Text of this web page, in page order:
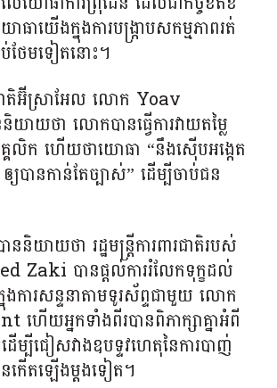
ធាយើងក្នុងការបង្រ្កាបសកម្មភាពរត់
ែមទៀតនោះ។
រជាតិអ៊ីស្រាអែល លោក Yoav
ាយថា លោកបានធ្វើការវាយតម្លៃ
គលិក ហើយថាយោធា “នឹងស៊ើបអង្កេត
យបានកាន់តែច្បាស់” ដើម្បីចាប់ជន
និយាយថា រដ្ឋមន្ត្រីការពារជាតិរបស់
Zaki បានផ្តល់ការរំលែកទុក្ខដល់
ការសន្ទនាតាមទូរស័ព្ទជាមួយ លោក
ើយអ្នកទាំងពីរបានពិភាក្សាគ្នាអំពី
ើម្បីជៀសវាងឧបទ្ទវហេតុនៃការបាញ់
កើតឡើងម្តងទៀត។